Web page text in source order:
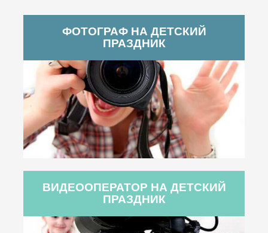
ФОТОГРАФ НА ДЕТСКИЙ
ПРАЗДНИК
ВИДЕООПЕРАТОР НА ДЕТСКИЙ
ПРАЗДНИК